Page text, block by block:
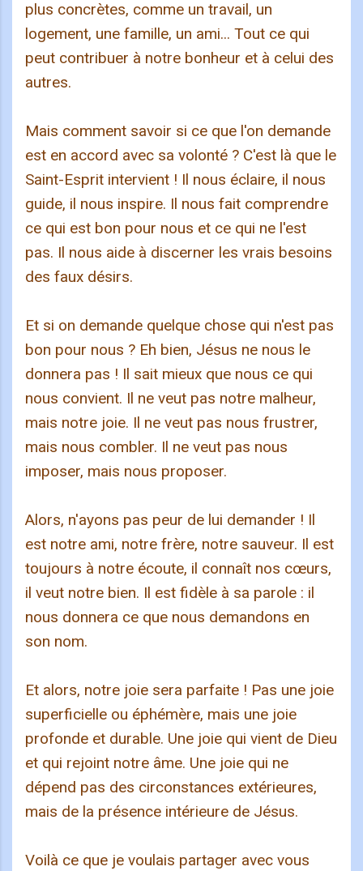
plus concrètes, comme un travail, un
logement, une famille, un ami... Tout ce qui
peut contribuer à notre bonheur et à celui des
autres.
Mais comment savoir si ce que l'on demande
est en accord avec sa volonté ? C'est là que le
Saint-Esprit intervient ! Il nous éclaire, il nous
guide, il nous inspire. Il nous fait comprendre
ce qui est bon pour nous et ce qui ne l'est
pas. Il nous aide à discerner les vrais besoins
des faux désirs.
Et si on demande quelque chose qui n'est pas
bon pour nous ? Eh bien, Jésus ne nous le
donnera pas ! Il sait mieux que nous ce qui
nous convient. Il ne veut pas notre malheur,
mais notre joie. Il ne veut pas nous frustrer,
mais nous combler. Il ne veut pas nous
imposer, mais nous proposer.
Alors, n'ayons pas peur de lui demander ! Il
est notre ami, notre frère, notre sauveur. Il est
toujours à notre écoute, il connaît nos cœurs,
il veut notre bien. Il est fidèle à sa parole : il
nous donnera ce que nous demandons en
son nom.
Et alors, notre joie sera parfaite ! Pas une joie
superficielle ou éphémère, mais une joie
profonde et durable. Une joie qui vient de Dieu
et qui rejoint notre âme. Une joie qui ne
dépend pas des circonstances extérieures,
mais de la présence intérieure de Jésus.
Voilà ce que je voulais partager avec vous